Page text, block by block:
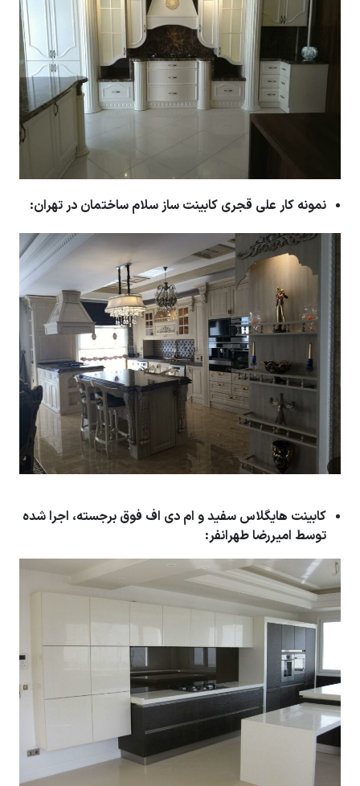
نمونه کار علی قجری کابینت ساز سلام ساختمان در تهران:
کابینت هایگلاس سفید و ام دی اف فوق برجسته، اجرا شده
توسط امیررضا طهرانفر: